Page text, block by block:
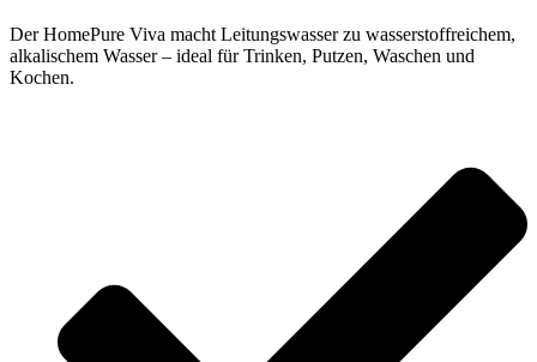
Der HomePure Viva macht Leitungswasser zu wasserstoffreichem,
alkalischem Wasser – ideal für Trinken, Putzen, Waschen und
Kochen.